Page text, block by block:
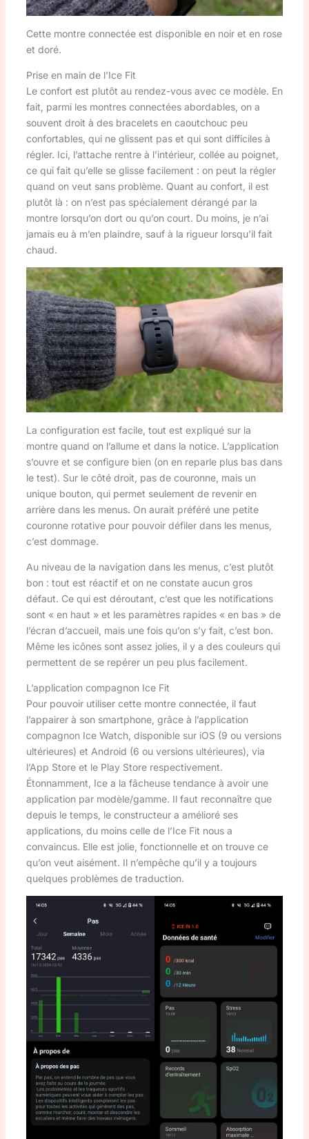
Cette montre connectée est disponible en noir et en rose
et doré.
Prise en main de l’Ice Fit
Le confort est plutôt au rendez-vous avec ce modèle. En
fait, parmi les montres connectées abordables, on a
souvent droit à des bracelets en caoutchouc peu
confortables, qui ne glissent pas et qui sont difficiles à
régler. Ici, l’attache rentre à l’intérieur, collée au poignet,
ce qui fait qu’elle se glisse facilement : on peut la régler
quand on veut sans problème. Quant au confort, il est
plutôt là : on n’est pas spécialement dérangé par la
montre lorsqu’on dort ou qu’on court. Du moins, je n’ai
jamais eu à m’en plaindre, sauf à la rigueur lorsqu’il fait
chaud.
La configuration est facile, tout est expliqué sur la
montre quand on l’allume et dans la notice. L’application
s’ouvre et se configure bien (on en reparle plus bas dans
le test). Sur le côté droit, pas de couronne, mais un
unique bouton, qui permet seulement de revenir en
arrière dans les menus. On aurait préféré une petite
couronne rotative pour pouvoir défiler dans les menus,
c’est dommage.
Au niveau de la navigation dans les menus, c’est plutôt
bon : tout est réactif et on ne constate aucun gros
défaut. Ce qui est déroutant, c’est que les notifications
sont « en haut » et les paramètres rapides « en bas » de
l’écran d’accueil, mais une fois qu’on s’y fait, c’est bon.
Même les icônes sont assez jolies, il y a des couleurs qui
permettent de se repérer un peu plus facilement.
L’application compagnon Ice Fit
Pour pouvoir utiliser cette montre connectée, il faut
l’appairer à son smartphone, grâce à l’application
compagnon Ice Watch, disponible sur iOS (9 ou versions
ultérieures) et Android (6 ou versions ultérieures), via
l’App Store et le Play Store respectivement.
Étonnamment, Ice a la fâcheuse tendance à avoir une
application par modèle/gamme. Il faut reconnaître que
depuis le temps, le constructeur a amélioré ses
applications, du moins celle de l’Ice Fit nous a
convaincus. Elle est jolie, fonctionnelle et on trouve ce
qu’on veut aisément. Il n’empêche qu’il y a toujours
quelques problèmes de traduction.